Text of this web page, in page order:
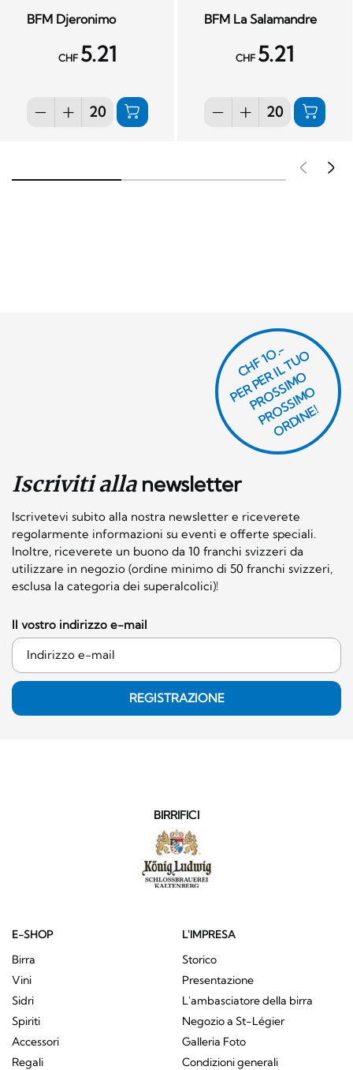
BFM Djeronimo
CHF 5.21
BFM La Salamandre
CHF 5.21
Iscriviti allanewsletter
Iscrivetevi subito alla nostra newsletter e riceverete
regolarmente informazioni su eventi e offerte speciali.
Inoltre, riceverete un buono da 10 franchi svizzeri da
utilizzare in negozio (ordine minimo di 50 franchi svizzeri,
esclusa la categoria dei superalcolici)!
CHF 1O.-
P
E
R
P
E
R I
L
T
U
O
P
R
O
S
SI
M
O
P
R
O
S
SI
M
O
O
R
DI
N
E!
Il vostro indirizzo e-mail
REGISTRAZIONE
BIRRIFICI
E-SHOP
Birra
Vini
Sidri
Spiriti
Accessori
Regali
L'IMPRESA
Storico
Presentazione
L'ambasciatore della birra
Negozio a St-Légier
Galleria Foto
Condizioni generali